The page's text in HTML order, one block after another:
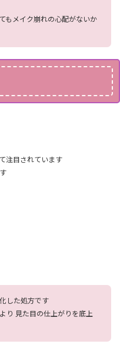
もメイク崩れの心配がないか
注目されています
した処方です
り 見た目の仕上がりを底上